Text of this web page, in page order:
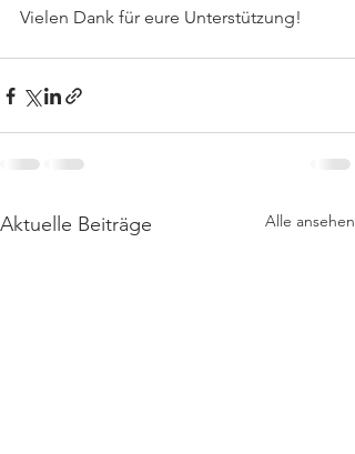
Vielen Dank für eure Unterstützung!
Aktuelle Beiträge Alle ansehen